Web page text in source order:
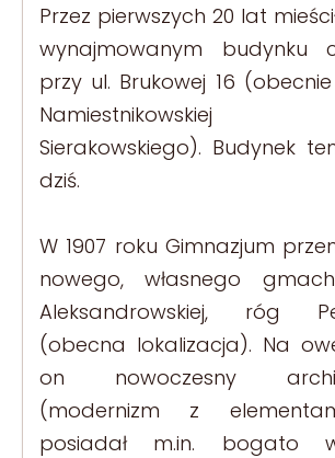
Przez pierwszych 20 lat
wynajmowanym budynku
przy ul. Brukowej 16
Namiestnikowskiej
Sierakowskiego). Budynek
dziś.
W 1907 roku Gimnazjum
nowego, własnego
Aleksandrowskiej, róg
(obecna lokalizacja). Na
on nowoczesny
(modernizm z
posiadał m.in. bogato